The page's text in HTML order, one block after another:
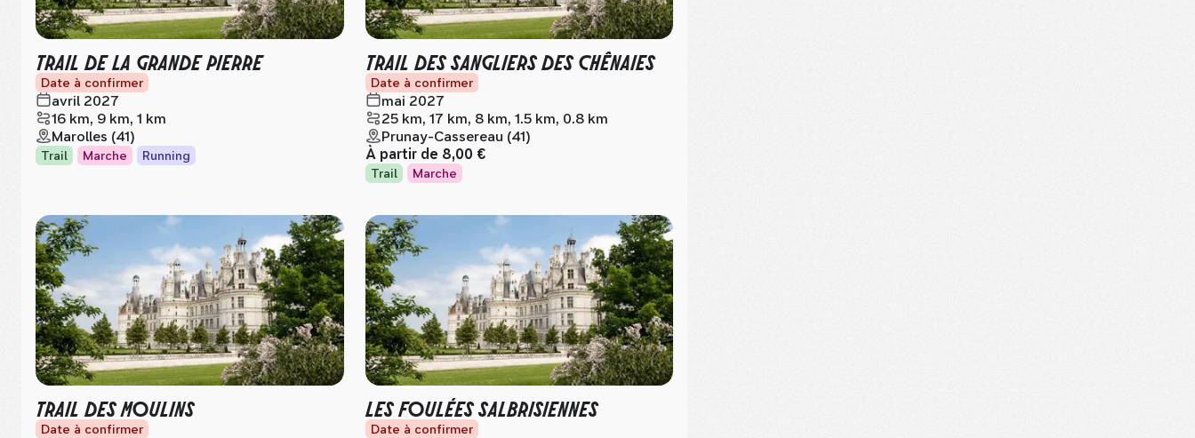
TRAIL DE LA GRANDE PIERRE
Date à confirmer
avril 2027
16 km, 9 km, 1 km
Marolles (41)
Trail Marche Running
TRAIL DES SANGLIERS DES CHÊNAIES
Date à confirmer
mai 2027
25 km, 17 km, 8 km, 1.5 km, 0.8 km
Prunay-Cassereau (41)
À partir de 8,00 €
Trail Marche
TRAIL DES MOULINS
Date à confirmer
LES FOULÉES SALBRISIENNES
Date à confirmer